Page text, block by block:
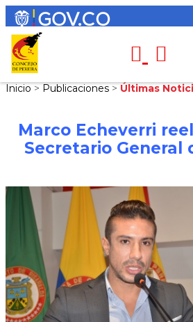
Inicio > Publicaciones > Últimas
Marco Echeverri
Secretario General